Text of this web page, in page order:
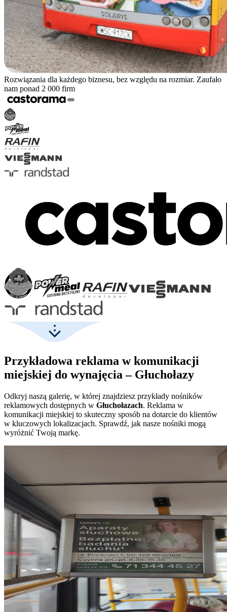
Rozwiązania dla każdego biznesu, bez względu na rozmiar. Zaufało
nam ponad 2 000 firm
Przykładowa reklama w komunikacji
miejskiej do wynajęcia – Głuchołazy
Odkryj naszą galerię, w której znajdziesz przykłady nośników
reklamowych dostępnych w Głuchołazach. Reklama w
komunikacji miejskiej to skuteczny sposób na dotarcie do klientów
w kluczowych lokalizacjach. Sprawdź, jak nasze nośniki mogą
wyróżnić Twoją markę.